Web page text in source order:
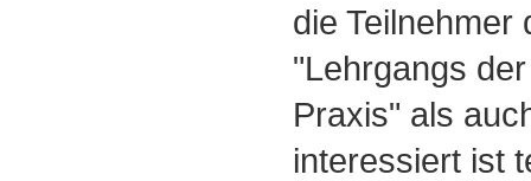
die Teilnehmer
"Lehrgangs
Praxis" als
interessiert ist